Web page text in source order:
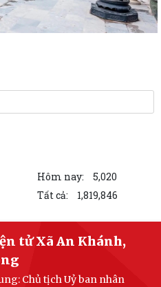
Hôm nay:
5,020
Tất cả: 1,819,846
tử Xã An Khánh,
Chủ tịch Uỷ ban nhân